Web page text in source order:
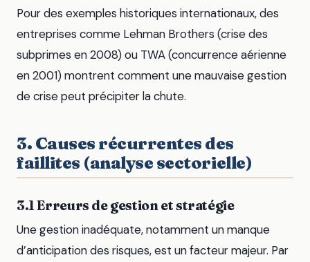
Pour des exemples historiques internationaux, des
entreprises comme Lehman Brothers (crise des
subprimes en 2008) ou TWA (concurrence aérienne
en 2001) montrent comment une mauvaise gestion
de crise peut précipiter la chute.
3. Causes récurrentes des
faillites (analyse sectorielle)
3.1 Erreurs de gestion et stratégie
Une gestion inadéquate, notamment un manque
d’anticipation des risques, est un facteur majeur. Par